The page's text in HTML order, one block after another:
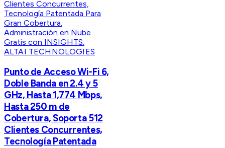
ALTAI TECHNOLOGIES
Punto de Acceso Wi-Fi 6,
Doble Banda en 2.4 y 5
GHz, Hasta 1,774 Mbps,
Hasta 250 m de
Cobertura, Soporta 512
Clientes Concurrentes,
Tecnología Patentada